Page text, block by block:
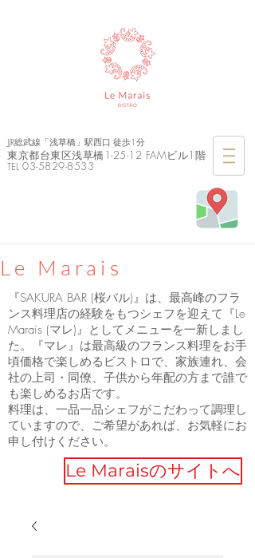
JJR総武線「浅草橋」駅西口 徒歩1分
東京都台東区浅草橋1-25-12 FAMビル1階
TEL 03-5829-8533
Le Marais
『SAKURA BAR (桜バル)』は、最高峰のフラ
ンス料理店の経験をもつシェフを迎えて『Le
Marais (マレ)』としてメニューを一新しまし
た。『マレ』は最高級のフランス料理をお手
頃価格で楽しめるビストロで、家族連れ、会
社の上司・同僚、子供から年配の方まで誰で
も楽しめるお店です。
料理は、一品一品シェフがこだわって調理し
ていますので、ご希望があれば、お気軽にお
申し付けください。
Le Maraisのサイトへ